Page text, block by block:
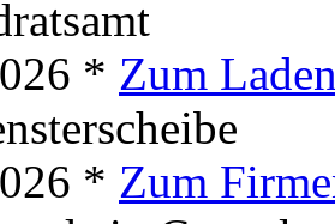
* Zum
* Zum